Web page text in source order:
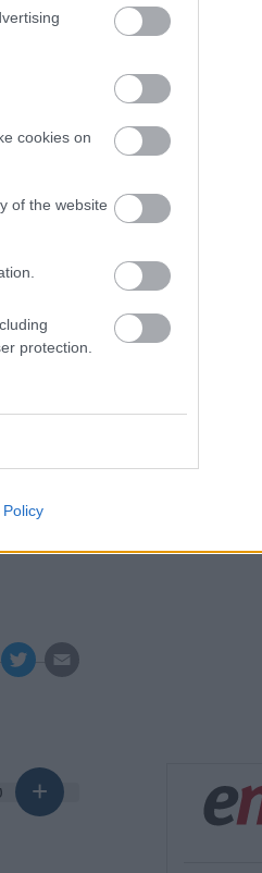
cookies on
of the website
protection.